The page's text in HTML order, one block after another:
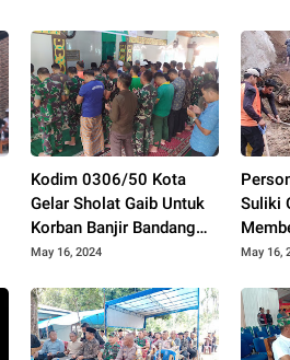
Kodim 0306/50 Kota
Gelar Sholat Gaib Untuk
Korban Banjir Bandang
Sumbar
May 16, 2024
Suliki
May 16,